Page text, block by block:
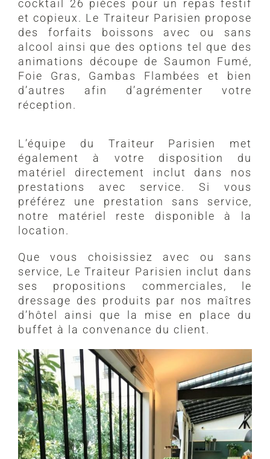
cocktail 26 pièces pour un repas festif
et copieux. Le Traiteur Parisien propose
des forfaits boissons avec ou sans
alcool ainsi que des options tel que des
animations découpe de Saumon Fumé,
Foie Gras, Gambas Flambées et bien
d’autres afin d’agrémenter votre
réception.
L’équipe du Traiteur Parisien met
également à votre disposition du
matériel directement inclut dans nos
prestations avec service. Si vous
préférez une prestation sans service,
notre matériel reste disponible à la
location.
Que vous choisissiez avec ou sans
service, Le Traiteur Parisien inclut dans
ses propositions commerciales, le
dressage des produits par nos maîtres
d’hôtel ainsi que la mise en place du
buffet à la convenance du client.